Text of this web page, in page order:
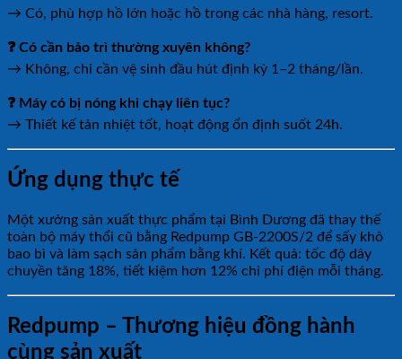
→ Có, phù hợp hồ lớn hoặc hồ trong các nhà hàng, resort.
❓ Có cần bảo trì thường xuyên không?
→ Không, chỉ cần vệ sinh đầu hút định kỳ 1–2 tháng/lần.
❓ Máy có bị nóng khi chạy liên tục?
→ Thiết kế tản nhiệt tốt, hoạt động ổn định suốt 24h.
Ứng dụng thực tế
Một xưởng sản xuất thực phẩm tại Bình Dương đã thay thế
toàn bộ máy thổi cũ bằng Redpump GB-2200S/2 để sấy khô
bao bì và làm sạch sản phẩm bằng khí. Kết quả: tốc độ dây
chuyền tăng 18%, tiết kiệm hơn 12% chi phí điện mỗi tháng.
Redpump – Thương hiệu đồng hành
cùng sản xuất